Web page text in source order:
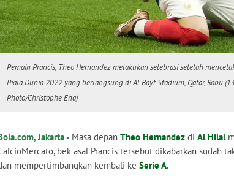
Pemain Prancis, Theo Hernandez melakukan selebrasi setelah
Piala Dunia 2022 yang berlangsung di Al Bayt Stadium, Qatar, Rabu
Photo/Christophe Ena)
Jakarta - Masa depan Theo Hernandez di Al Hilal
bek asal Prancis tersebut dikabarkan sudah
mempertimbangkan kembali ke Serie A.